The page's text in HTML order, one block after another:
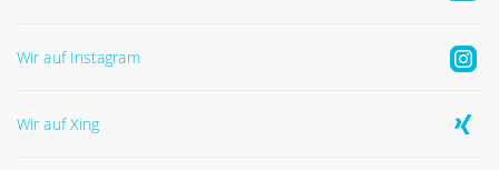
Wir auf Instagram
Wir auf Xing